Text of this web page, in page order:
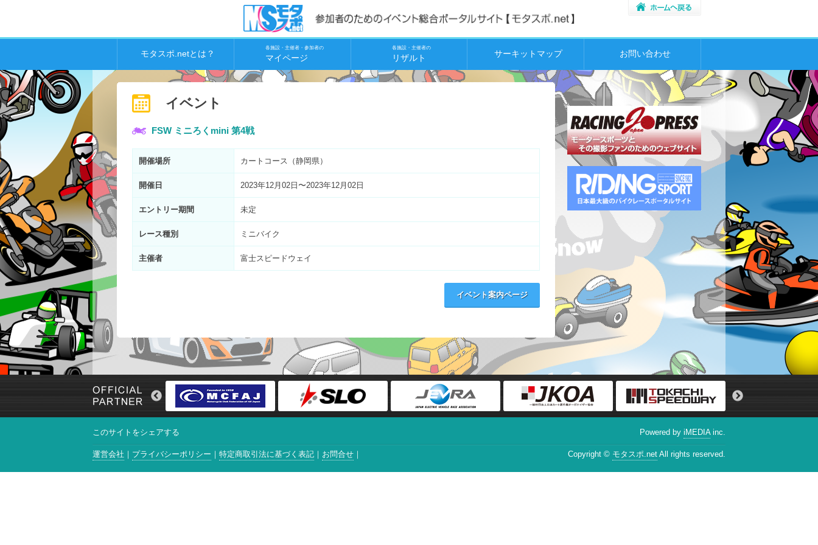
モタスポ.netとは？
各施設・主催者・参加者の
マイページ
各施設・主催者の
リザルト サーキットマップ お問い合わせ
イベント
FSW ミニろくmini 第4戦
開催場所 カートコース（静岡県）
開催日 2023年12月02日〜2023年12月02日
エントリー期間 未定
レース種別 ミニバイク
主催者 富士スピードウェイ
イベント案内ページ
このサイトをシェアする Powered by iMEDIAinc.
運営会社 プライバシーポリシー 特定商取引法に基づく表記 お問合せ Copyright © モタスポ.net All rights reserved.